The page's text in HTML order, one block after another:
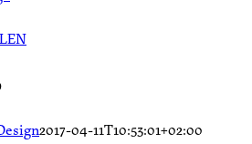
2017-04-11T10:53:01+02:00